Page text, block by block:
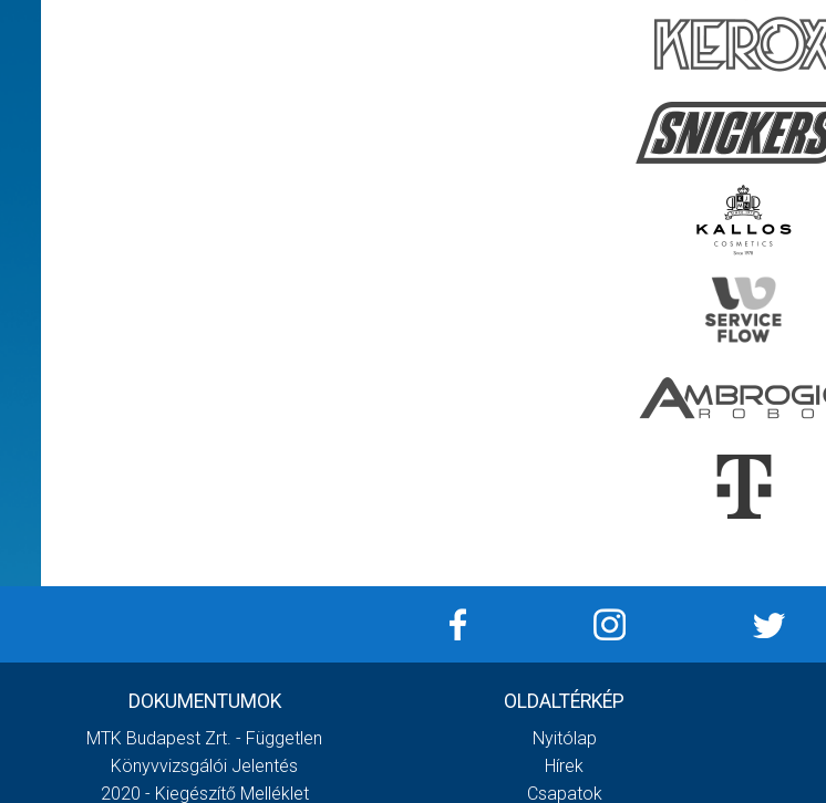
DOKUMENTUMOK
MTK Budapest Zrt. - Független
Könyvvizsgálói Jelentés
2020 - Kiegészítő Melléklet
OLDALTÉRKÉP
Nyitólap
Hírek
Csapatok